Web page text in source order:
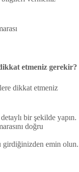
etmeniz gerekir?
dikkat etmeniz
bir şekilde yapın.
doğru
emin olun.